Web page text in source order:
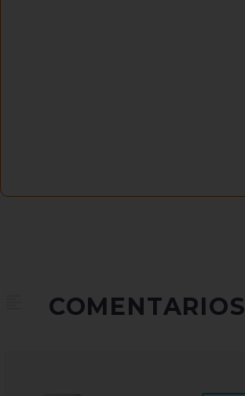
COMENTARIOS